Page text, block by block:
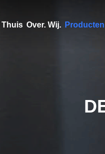
Thuis Over. Wij. Producten